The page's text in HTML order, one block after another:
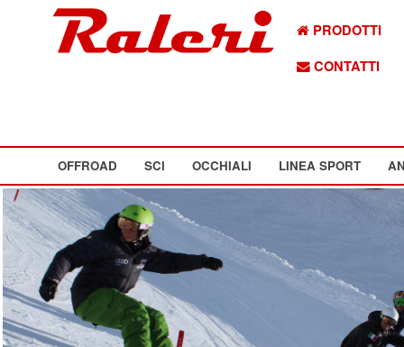
PRODOTTI
CONTATTI
OFFROAD SCI OCCHIALI LINEA SPORT